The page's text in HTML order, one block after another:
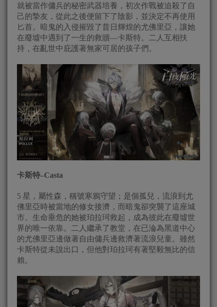
就被當作傭兵的秘密武器培養，初次作戰被迫殺了自
己的摯友，從此之後便留下了陰影，並決定不再使用
匕首。暗鬼的入侵摧毀了昔日輝煌的尤佛里亞，讓她
在廢墟中遇到了一生的救贖—卡斯特。二人互相扶
持，在亂世中庇護著無家可居的孩子們。
卡斯特–Casta
5 星，屬性森，稱號寒鴉守望；是個孤兒，流浪到尤
佛里亞時被當地的修女接濟，而暗鬼卻突襲了這座城
市。生命垂危的她被珀拉珂救起，成為彼此在廢墟世
界的唯一依靠。二人繼承了教堂，在已淪為黑道中心
的尤佛里亞邊做著自由傭兵邊救濟著流浪兒童。雖然
卡斯特從未說出口，但他對珀拉珂有著堅毅無比的信
賴。